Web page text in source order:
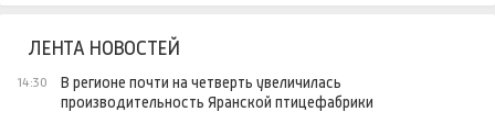
ЛЕНТА НОВОСТЕЙ
14:30
В регионе почти на четверть увеличилась
производительность Яранской птицефабрики